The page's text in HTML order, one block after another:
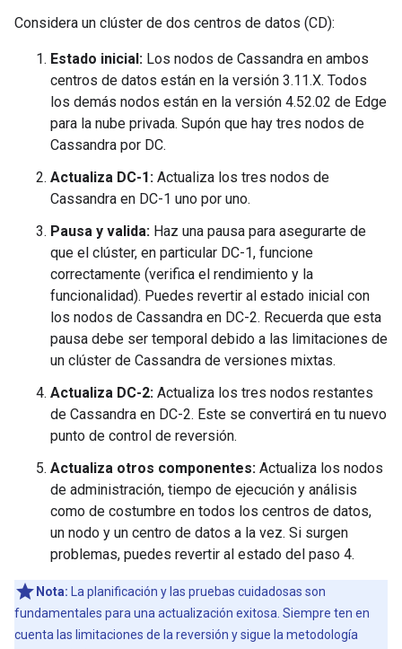
Considera un clúster de dos centros de datos (CD):
Estado inicial: Los nodos de Cassandra en ambos
centros de datos están en la versión 3.11.X. Todos
los demás nodos están en la versión 4.52.02 de Edge
para la nube privada. Supón que hay tres nodos de
Cassandra por DC.
Actualiza DC-1: Actualiza los tres nodos de
Cassandra en DC-1 uno por uno.
Pausa y valida: Haz una pausa para asegurarte de
que el clúster, en particular DC-1, funcione
correctamente (verifica el rendimiento y la
funcionalidad). Puedes revertir al estado inicial con
los nodos de Cassandra en DC-2. Recuerda que esta
pausa debe ser temporal debido a las limitaciones de
un clúster de Cassandra de versiones mixtas.
Actualiza DC-2: Actualiza los tres nodos restantes
de Cassandra en DC-2. Este se convertirá en tu nuevo
punto de control de reversión.
Actualiza otros componentes: Actualiza los nodos
de administración, tiempo de ejecución y análisis
como de costumbre en todos los centros de datos,
un nodo y un centro de datos a la vez. Si surgen
problemas, puedes revertir al estado del paso 4.
Nota: La planificación y las pruebas cuidadosas son
fundamentales para una actualización exitosa. Siempre ten en
cuenta las limitaciones de la reversión y sigue la metodología